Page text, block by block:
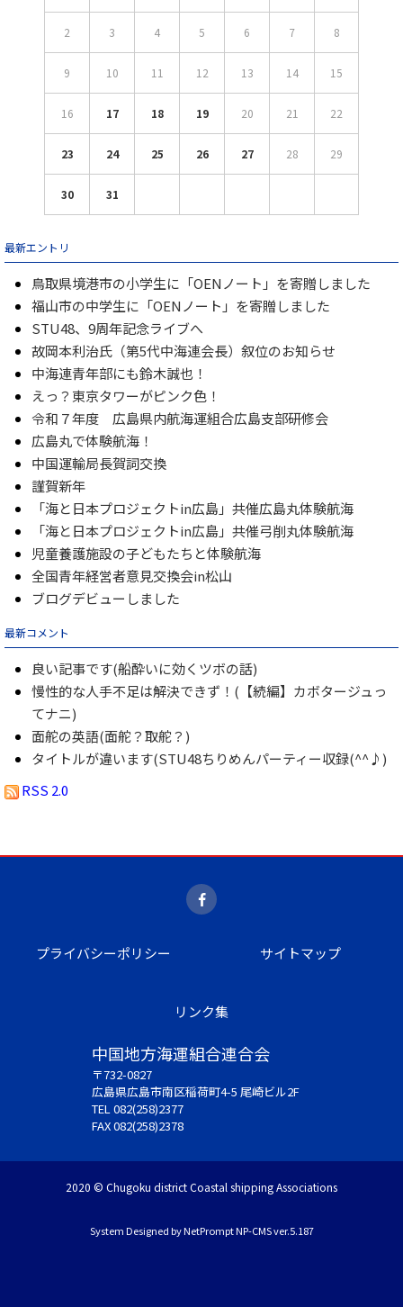
2 3 4 5 6 7 8
9 10 11 12 13 14 15
16 17 18 19 20 21 22
23 24 25 26 27 28 29
30 31
最新エントリ
鳥取県境港市の小学生に「OENノート」を寄贈しました
福山市の中学生に「OENノート」を寄贈しました
STU48、9周年記念ライブへ
故岡本利治氏（第5代中海連会長）叙位のお知らせ
中海連青年部にも鈴木誠也！
えっ？東京タワーがピンク色！
令和７年度 広島県内航海運組合広島支部研修会
広島丸で体験航海！
中国運輸局長賀詞交換
謹賀新年
「海と日本プロジェクトin広島」共催広島丸体験航海
「海と日本プロジェクトin広島」共催弓削丸体験航海
児童養護施設の子どもたちと体験航海
全国青年経営者意見交換会in松山
ブログデビューしました
最新コメント
良い記事です(船酔いに効くツボの話)
慢性的な人手不足は解決できず！(【続編】カボタージュっ
てナニ)
面舵の英語(面舵？取舵？)
タイトルが違います(STU48ちりめんパーティー収録(^^♪)
RSS 2.0
プライバシーポリシー サイトマップ
リンク集
中国地方海運組合連合会
〒732-0827
広島県広島市南区稲荷町4-5 尾崎ビル2F
TEL 082(258)2377
FAX 082(258)2378
2020 © Chugoku district Coastal shipping Associations
System Designed byNetPromptNP-CMS ver.5.187